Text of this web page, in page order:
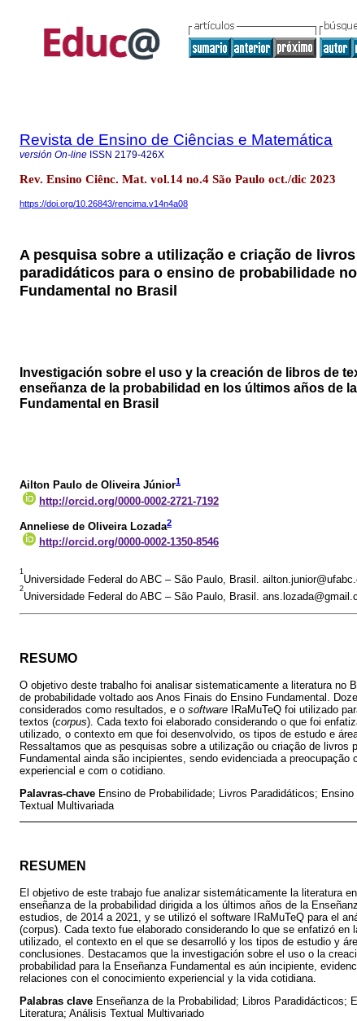
Revista de Ensino de Ciências e Matemática
versión On-line ISSN 2179-426X
Rev. Ensino Ciênc. Mat. vol.14 no.4 São Paulo oct./dic 2023
https://doi.org/10.26843/rencima.v14n4a08
A pesquisa sobre a utilização e criação de livros
paradidáticos para o ensino de probabilidade
Fundamental no Brasil
Investigación sobre el uso y la creación de libros de
enseñanza de la probabilidad en los últimos años de
Fundamental en Brasil
Ailton Paulo de Oliveira Júnior1
http://orcid.org/0000-0002-2721-7192
Anneliese de Oliveira Lozada2
http://orcid.org/0000-0002-1350-8546
1
Universidade Federal do ABC – São Paulo, Brasil.
2
Universidade Federal do ABC – São Paulo, Brasil.
RESUMO
O objetivo deste trabalho foi analisar sistematicamente a literatura no
de probabilidade voltado aos Anos Finais do Ensino Fundamental.
considerados como resultados, e o software IRaMuTeQ foi utilizado
textos (corpus). Cada texto foi elaborado considerando o que foi
utilizado, o contexto em que foi desenvolvido, os tipos de estudo e
Ressaltamos que as pesquisas sobre a utilização ou criação de livros
Fundamental ainda são incipientes, sendo evidenciada a
experiencial e com o cotidiano.
Palavras-chave Ensino de Probabilidade; Livros Paradidáticos;
Textual Multivariada
RESUMEN
El objetivo de este trabajo fue analizar sistemáticamente la literatura
enseñanza de la probabilidad dirigida a los últimos años de la
estudios, de 2014 a 2021, y se utilizó el software IRaMuTeQ para el
(corpus). Cada texto fue elaborado considerando lo que se enfatizó
utilizado, el contexto en el que se desarrolló y los tipos de estudio y
conclusiones. Destacamos que la investigación sobre el uso o la
probabilidad para la Enseñanza Fundamental es aún incipiente,
relaciones con el conocimiento experiencial y la vida cotidiana.
Palabras clave Enseñanza de la Probabilidad; Libros Paradidácticos;
Literatura; Análisis Textual Multivariado